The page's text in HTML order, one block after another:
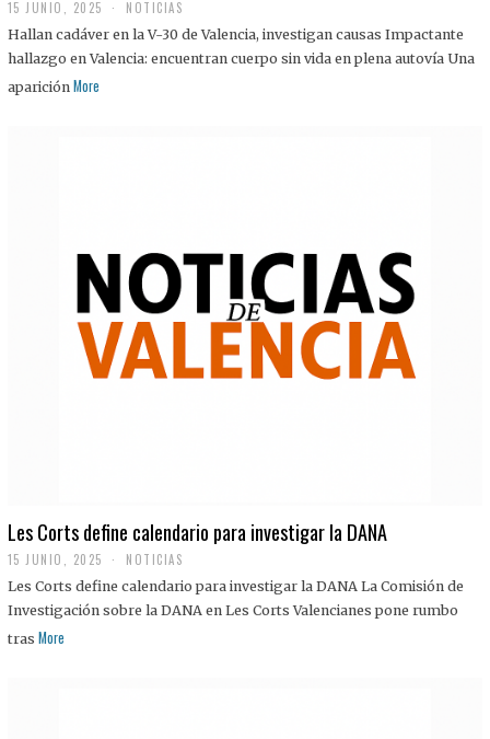
15 JUNIO, 2025 NOTICIAS
Hallan cadáver en la V-30 de Valencia, investigan causas Impactante
hallazgo en Valencia: encuentran cuerpo sin vida en plena autovía Una
aparición More
Les Corts define calendario para investigar la DANA
15 JUNIO, 2025 NOTICIAS
Les Corts define calendario para investigar la DANA La Comisión de
Investigación sobre la DANA en Les Corts Valencianes pone rumbo
tras More